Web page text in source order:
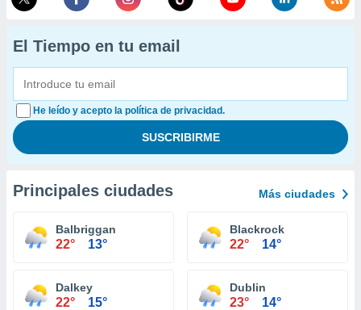
El Tiempo en tu email
He leído y acepto la política de privacidad.
Principales ciudades Más ciudades
Balbriggan
22° 13°
Blackrock
22° 14°
Dalkey
22° 15°
Dublin
23° 14°